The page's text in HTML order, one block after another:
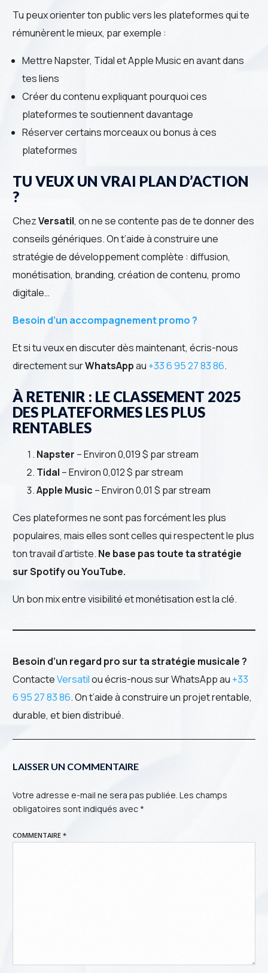
Tu peux orienter ton public vers les plateformes qui te
rémunèrent le mieux, par exemple :
Mettre Napster, Tidal et Apple Music en avant dans
tes liens
Créer du contenu expliquant pourquoi ces
plateformes te soutiennent davantage
Réserver certains morceaux ou bonus à ces
plateformes
TU VEUX UN VRAI PLAN D’ACTION
?
ChezVersatil, on ne se contente pas de te donner des
conseils génériques. On t’aide à construire une
stratégie de développement complète : diffusion,
monétisation, branding, création de contenu, promo
digitale…
Besoin d’un accompagnement promo ?
Et si tu veux en discuter dès maintenant, écris-nous
directement surWhatsAppau +33 6 95 27 83 86.
À RETENIR : LE CLASSEMENT 2025
DES PLATEFORMES LES PLUS
RENTABLES
Napster – Environ 0,019 $ par stream
Tidal – Environ 0,012 $ par stream
Apple Music – Environ 0,01 $ par stream
Ces plateformes ne sont pas forcément les plus
populaires, mais elles sont celles qui respectent le plus
ton travail d’artiste. Ne base pas toute ta stratégie
sur Spotify ou YouTube.
Un bon mix entre visibilité et monétisation est la clé.
Besoin d’un regard pro sur ta stratégie musicale ?
ContacteVersatilou écris-nous sur WhatsApp au +33
6 95 27 83 86. On t’aide à construire un projet rentable,
durable, et bien distribué.
LAISSER UN COMMENTAIRE
Votre adresse e-mail ne sera pas publiée. Les champs
obligatoires sont indiqués avec *
COMMENTAIRE*